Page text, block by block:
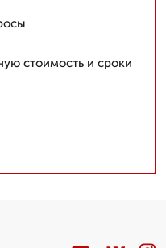
стоимость и сроки